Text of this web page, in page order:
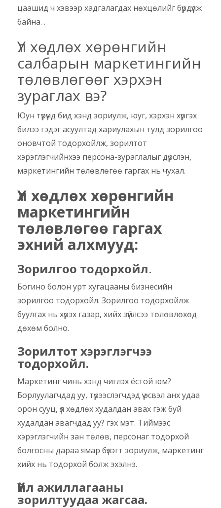
цаашид ч хэвээр хадгалагдах нөхцөлийг бүрдүүлж
байна. .
Үл хөдлөх хөрөнгийн
салбарын маркетингийн
төлөвлөгөөг хэрхэн
зураглах вэ?
Юун түрүүнд бид хэнд зориулж, юуг, хэрхэн хүргэх
билээ гэдэг асуултад хариулахын тулд зорилгоо
оновчтой тодорхойлж, зорилтот
хэрэглэгчийнхээ персона-зураглалыг дүрслэн,
маркетингийн төлөвлөгөө гаргах нь чухал.
Үл хөдлөх хөрөнгийн
маркетингийн
төлөвлөгөө гаргах
эхний алхмууд:
Зорилгоо тодорхойл.
Богино болон урт хугацааны бизнесийн
зорилгоо тодорхойл. Зорилгоо тодорхойлж
буулгах нь хүрэх газар, хийх зүйлсээ төлөвлөхөд
дөхөм болно.
Зорилтот хэрэглэгчээ
тодорхойл.
Маркетинг чинь хэнд чиглэх ёстой юм?
Борлуулагчдад уу, түрээслэгчдэд үү эсвэл анх удаа
орон сууц, үл хөдлөх худалдан авах гэж буй
худалдан авагчдад уу? гэх мэт. Тиймээс
хэрэглэгчийн зан төлөв, персонаг тодорхой
болгосны дараа ямар бүлэгт зориулж, маркетинг
хийх нь тодорхой болж эхэлнэ.
Үйл ажиллагааны
зорилтуудаа жагсаа.